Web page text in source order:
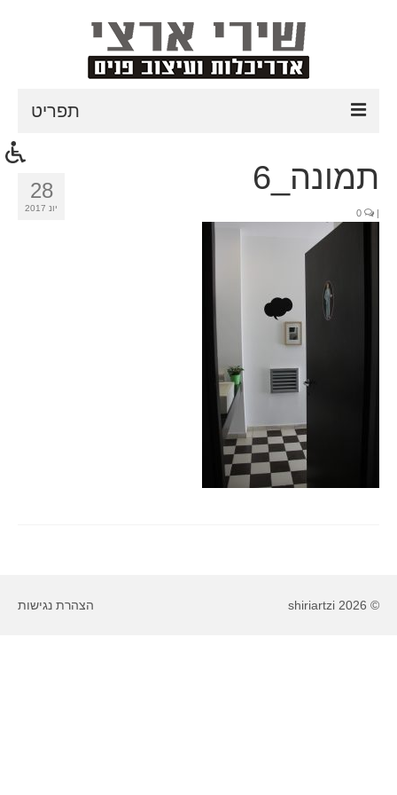
תפריט
תהליך עבודה
פרוייקטים אחרונים
טיפים לעיצוב הבית
כתבות עיתונות
צור קשר
28
יונ 2017
תמונה_6
|
הצהרת נגישות © 2026 shiriartzi